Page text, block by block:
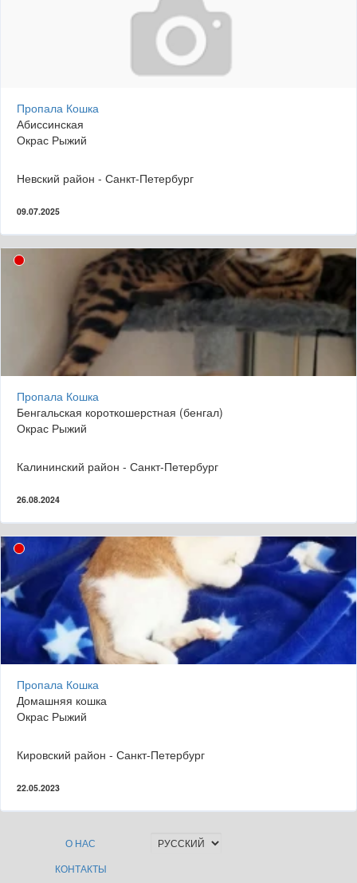
Пропала Кошка
Абиссинская
Окрас Рыжий
Невский район - Санкт-Петербург
09.07.2025
Пропала Кошка
Бенгальская короткошерстная (бенгал)
Окрас Рыжий
Калининский район - Санкт-Петербург
26.08.2024
Пропала Кошка
Домашняя кошка
Окрас Рыжий
Кировский район - Санкт-Петербург
22.05.2023
О НАС
КОНТАКТЫ